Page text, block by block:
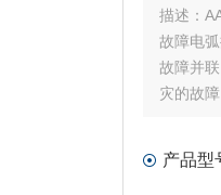
描述：
故障电
故障并
灾的故
产品型